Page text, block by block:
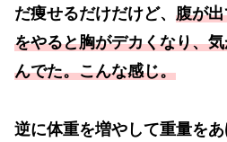
だ痩せるだけだけど、 腹が
をやると胸がデカくなり、
んでた。こんな感じ。
逆に体重を増やして重量を